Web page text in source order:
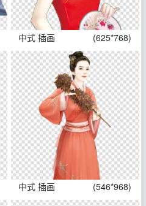
中式 插画 (625*768)
中式 插画 (546*968)